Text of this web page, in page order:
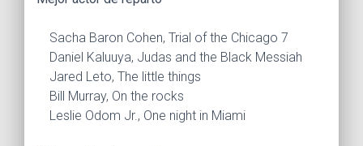
Sacha Baron Cohen, Trial of the Chicago 7
Daniel Kaluuya, Judas and the Black Messiah
Jared Leto, The little things
Bill Murray, On the rocks
Leslie Odom Jr., One night in Miami